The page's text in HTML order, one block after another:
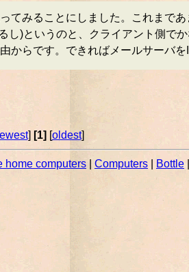
みることにしました。これまで
し)というのと、クライアント側で
らです。できればメールサーバを
] [1] oldest]
home computers Computers Bottle